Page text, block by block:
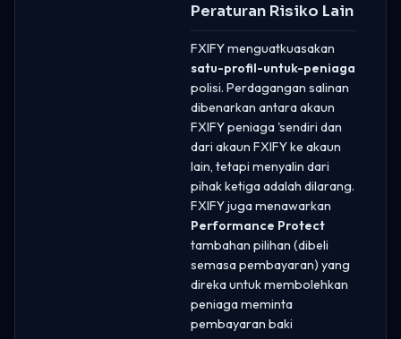
Peraturan Risiko Lain
FXIFY menguatkuasakan
satu-profil-untuk-peniaga
polisi. Perdagangan salinan
dibenarkan antara akaun
FXIFY peniaga 'sendiri dan
dari akaun FXIFY ke akaun
lain, tetapi menyalin dari
pihak ketiga adalah dilarang.
FXIFY juga menawarkan
Performance Protect
tambahan pilihan (dibeli
semasa pembayaran) yang
direka untuk membolehkan
peniaga meminta
pembayaran baki